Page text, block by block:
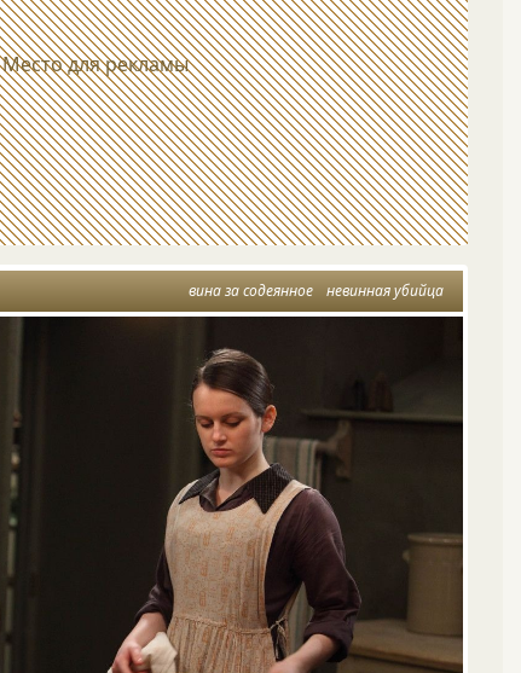
Место для рекламы
вина за содеянное невинная убийца